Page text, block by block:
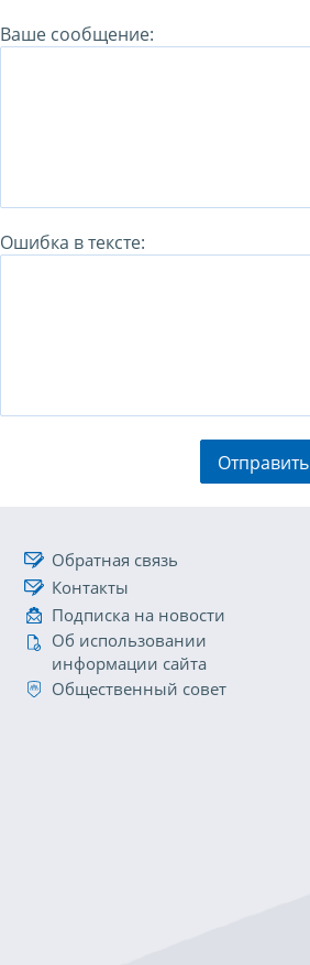
Ваше сообщение:
Ошибка в тексте:
Отправить
Обратная связь
Контакты
Подписка на новости
Об использовании
информации сайта
Общественный совет